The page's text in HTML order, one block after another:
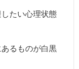
たい心理状態
るものが白黒